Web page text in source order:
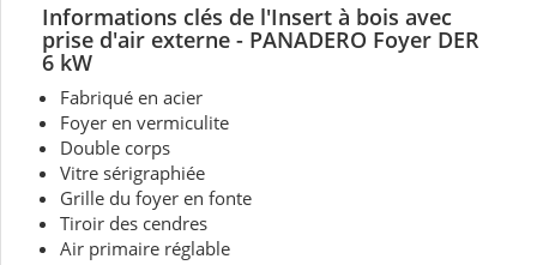
Informations clés de l'Insert à bois avec
prise d'air externe - PANADERO Foyer DER
6 kW
Fabriqué en acier
Foyer en vermiculite
Double corps
Vitre sérigraphiée
Grille du foyer en fonte
Tiroir des cendres
Air primaire réglable